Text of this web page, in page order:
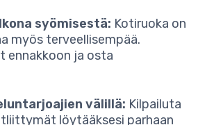
syömisestä: Kotiruoka on
myös terveellisempää.
ennakkoon ja osta
välillä: Kilpailuta
löytääksesi parhaan